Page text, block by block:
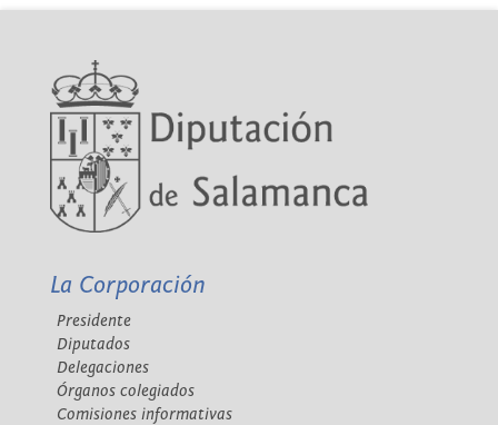
La Corporación
Presidente
Diputados
Delegaciones
Órganos colegiados
Comisiones informativas